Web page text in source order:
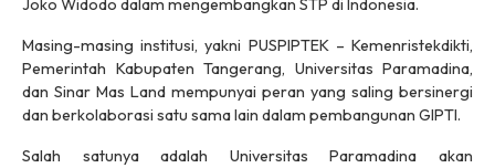
Joko Widodo dalam mengembangkan STP di Indonesia.
Masing-masing institusi, yakni PUSPIPTEK – Kemenristekdikti,
Pemerintah Kabupaten Tangerang, Universitas Paramadina,
dan Sinar Mas Land mempunyai peran yang saling bersinergi
dan berkolaborasi satu sama lain dalam pembangunan GIPTI.
Salah satunya adalah Universitas Paramadina akan